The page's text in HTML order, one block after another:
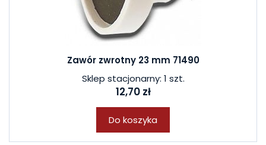
Zawór zwrotny 23 mm 71490
Sklep stacjonarny: 1 szt.
12,70 zł
Do koszyka